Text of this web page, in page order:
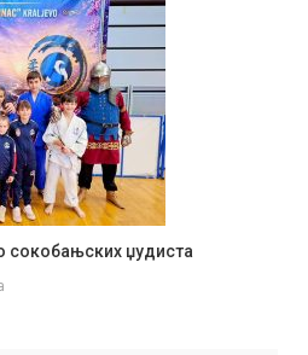
џудиста